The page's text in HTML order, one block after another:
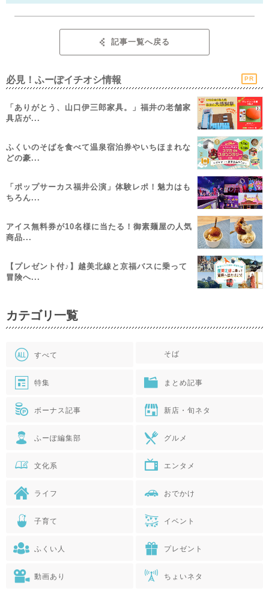
記事一覧へ戻る
必見！ふーぽイチオシ情報 PR
「ありがとう、山口伊三郎家具。」福井の老舗家
具店が...
ふくいのそばを食べて温泉宿泊券やいちほまれな
どの豪...
「ポップサーカス福井公演」体験レポ！魅力はも
ちろん...
アイス無料券が10名様に当たる！御素麺屋の人気
商品...
【プレゼント付♪】越美北線と京福バスに乗って
冒険へ...
カテゴリ一覧
すべて そば
特集 まとめ記事
ボーナス記事 新店・旬ネタ
ふーぽ編集部 グルメ
文化系 エンタメ
ライフ おでかけ
子育て イベント
ふくい人 プレゼント
動画あり ちょいネタ